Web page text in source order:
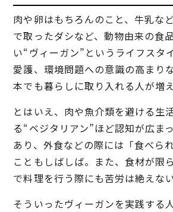
肉や卵はもちろんのこと、牛乳な
で取ったダシなど、動物由来の食
い“ヴィーガン”というライフスタ
愛護、環境問題への意識の高まり
本でも暮らしに取り入れる人が増え
とはいえ、肉や魚介類を避ける生
る“ベジタリアン”ほど認知が広ま
あり、外食などの際には「食べら
こともしばしば。また、食材が限
で料理を行う際にも苦労は絶えな
そういったヴィーガンを実践する